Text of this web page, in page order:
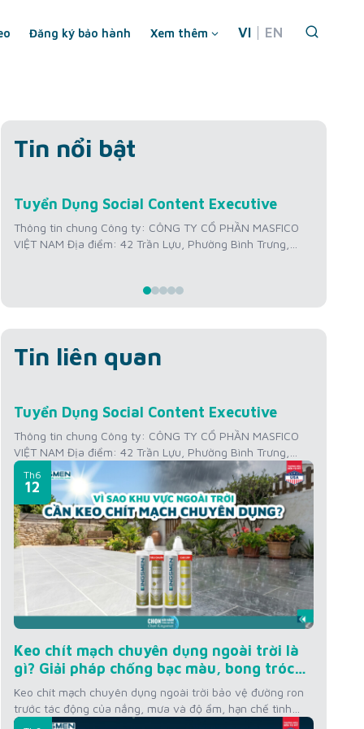
Đăng ký bảo hành Xem thêm VI EN
Tin nổi bật
22
Tuyển Dụng Social Content Executive
Thông tin chung Công ty: CÔNG TY CỔ PHẦN MASFICO
VIỆT NAM Địa điểm: 42 Trần Lựu, Phường Bình Trưng,
Số lượng tuyển: 01 người Thời gian làm việc: Thứ 2 –
Thứ...
Tin liên quan
22
Tuyển Dụng Social Content Executive
Thông tin chung Công ty: CÔNG TY CỔ PHẦN MASFICO
VIỆT NAM Địa điểm: 42 Trần Lựu, Phường Bình Trưng,
Thành phố Hồ Chí Minh, Việt Nam Mức lương: 12 triệu
VNĐ/tháng + Thưởng KPI Kinh nghiệm: Từ 01 – 02 năm
Số lượng tuyển: 01 người Thời gian làm việc: Thứ 2 –
Thứ...
Th6
12
Keo chít mạch chuyên dụng ngoài trời là
gì? Giải pháp chống bạc màu, bong tróc
cho công trình ngoài trời
Keo chít mạch chuyên dụng ngoài trời bảo vệ đường ron
trước tác động của nắng, mưa và độ ẩm, hạn chế tình
trạng bạc màu, bong tróc và xuống cấp. Bài viết tổng hợp